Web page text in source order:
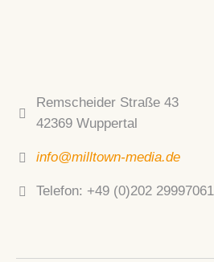
Remscheider Straße 43
42369 Wuppertal
info@milltown-media.de
Telefon: +49 (0)202 29997061